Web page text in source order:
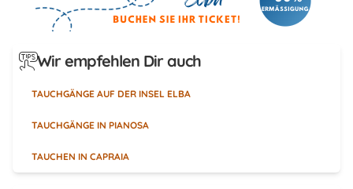
Wir empfehlen Dir auch
TAUCHGÄNGE AUF DER INSEL ELBA
TAUCHGÄNGE IN PIANOSA
TAUCHEN IN CAPRAIA